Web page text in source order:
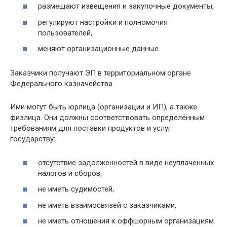
размещают извещения и закупочные документы,
регулируют настройки и полномочия
пользователей,
меняют организационные данные.
Заказчики получают ЭП в территориальном органе
Федерального казначейства.
Ими могут быть юрлица (организации и ИП), а также
физлица. Они должны соответствовать определённым
требованиям для поставки продуктов и услуг
государству:
отсутствие задолженностей в виде неуплаченных
налогов и сборов,
не иметь судимостей,
не иметь взаимосвязей с заказчиками,
не иметь отношения к оффшорным организациям.